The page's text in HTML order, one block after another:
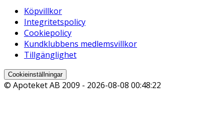
Köpvillkor
Integritetspolicy
Cookiepolicy
Kundklubbens medlemsvillkor
Tillgänglighet
Cookieinställningar
© Apoteket AB 2009 - 2026-08-08 00:48:22